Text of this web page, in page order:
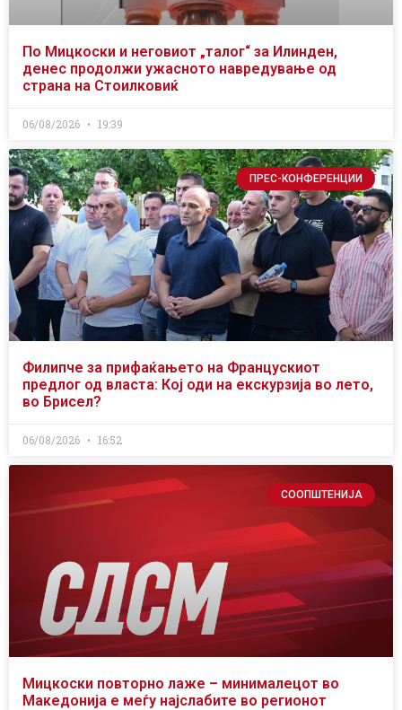
По Мицкоски и неговиот „талог“ за Илинден,
денес продолжи ужасното навредување од
страна на Стоилковиќ
06/08/2026 19:39
ПРЕС-КОНФЕРЕНЦИИ
Филипче за прифаќањето на Францускиот
предлог од власта: Кој оди на екскурзија во лето,
во Брисел?
06/08/2026 16:52
СООПШТЕНИЈА
Мицкоски повторно лаже – минималецот во
Македонија е меѓу најслабите во регионот